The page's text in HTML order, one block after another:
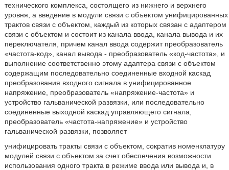
технического комплекса, состоящего из нижнего и верхнего
уровня, а введение в модули связи с объектом унифицированных
трактов связи с объектом, каждый из которых связан с адаптером
связи с объектом и состоит из канала ввода, канала вывода и их
переключателя, причем канал ввода содержит преобразователь
«частота-код», канал вывода - преобразователь «код-частота», и
выполнение соответственно этому адаптера связи с объектом
содержащим последовательно соединенные входной каскад
преобразования входного сигнала в унифицированное
напряжение, преобразователь «напряжение-частота» и
устройство гальванической развязки, или последовательно
соединенные выходной каскад управляющего сигнала,
преобразователь «частота-напряжение» и устройство
гальванической развязки, позволяет
унифицировать тракты связи с объектом, сократив номенклатуру
модулей связи с объектом за счет обеспечения возможности
использования одного тракта в режиме ввода или вывода и, в